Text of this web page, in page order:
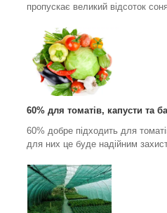
пропускає великий відсоток
60% для томатів, капусти та
60% добре підходить для
для них це буде надійним